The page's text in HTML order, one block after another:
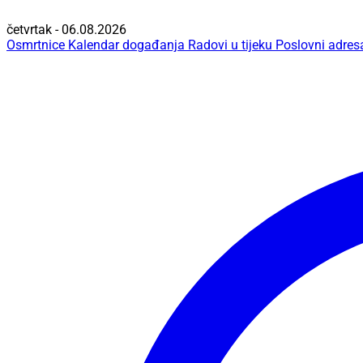
četvrtak - 06.08.2026
Osmrtnice Kalendar događanja Radovi u tijeku Poslovni